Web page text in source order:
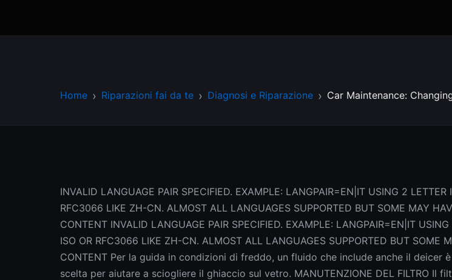
Home Riparazioni fai da te Diagnosi e Riparazione Car Maintenance:
INVALID LANGUAGE PAIR SPECIFIED. EXAMPLE: LANGPAIR=EN|IT USING 2 LETTER
RFC3066 LIKE ZH-CN. ALMOST ALL LANGUAGES SUPPORTED BUT SOME MAY
CONTENT INVALID LANGUAGE PAIR SPECIFIED. EXAMPLE: LANGPAIR=EN|IT
ISO OR RFC3066 LIKE ZH-CN. ALMOST ALL LANGUAGES SUPPORTED BUT SOME
CONTENT Per la guida in condizioni di freddo, un fluido che include anche il deicer
scelta per aiutare a sciogliere il ghiaccio sul vetro. MANUTENZIONE DEL FILTRO Il